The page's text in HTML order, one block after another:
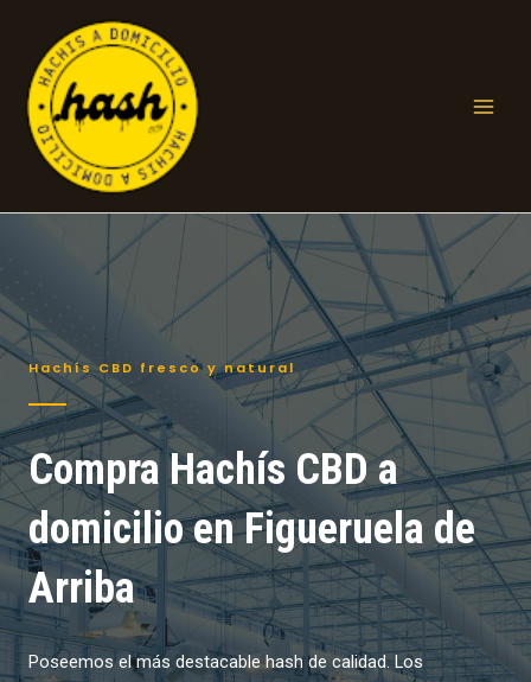
contenido
Hachís CBD fresco y natural
Compra Hachís CBD a
domicilio en Figueruela de
Arriba
Poseemos el más destacable hash de calidad. Los